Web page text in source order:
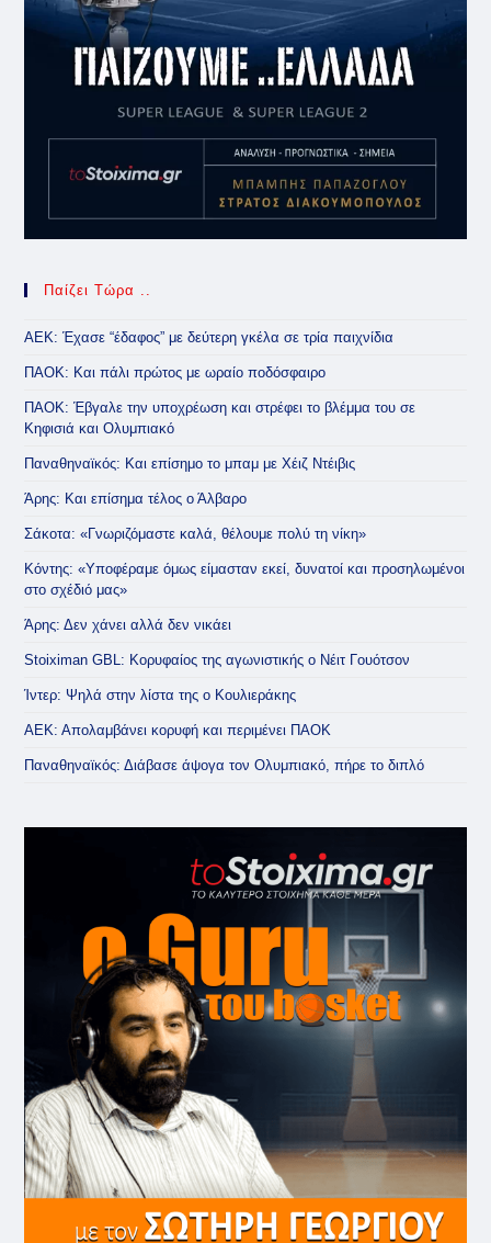
Παίζει Τώρα ..
ΑΕΚ: Έχασε “έδαφος” με δεύτερη γκέλα σε τρία παιχνίδια
ΠΑΟΚ: Και πάλι πρώτος με ωραίο ποδόσφαιρο
ΠΑΟΚ: Έβγαλε την υποχρέωση και στρέφει το βλέμμα του σε
Κηφισιά και Ολυμπιακό
Παναθηναϊκός: Και επίσημο το μπαμ με Χέιζ Ντέιβις
Άρης: Και επίσημα τέλος ο Άλβαρο
Σάκοτα: «Γνωριζόμαστε καλά, θέλουμε πολύ τη νίκη»
Κόντης: «Υποφέραμε όμως είμασταν εκεί, δυνατοί και προσηλωμένοι
στο σχέδιό μας»
Άρης: Δεν χάνει αλλά δεν νικάει
Stoiximan GBL: Κορυφαίος της αγωνιστικής ο Νέιτ Γουότσον
Ίντερ: Ψηλά στην λίστα της ο Κουλιεράκης
ΑΕΚ: Απολαμβάνει κορυφή και περιμένει ΠΑΟΚ
Παναθηναϊκός: Διάβασε άψογα τον Ολυμπιακό, πήρε το διπλό